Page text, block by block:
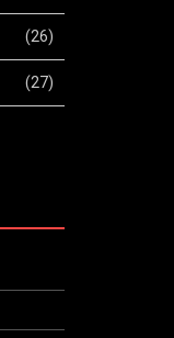
(26)
(27)